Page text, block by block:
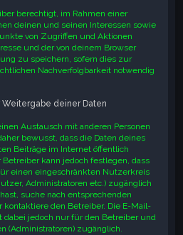
berechtigt, im Rahmen einer
deinen und seinen Interessen sowie
von Zugriffen und Aktionen
und der von deinem Browser
zu speichern, sofern dies zur
Nachverfolgbarkeit notwendig
deiner Daten
Austausch mit anderen Personen
bewusst, dass die Daten deines
Beiträge im Internet öffentlich
kann jedoch festlegen, dass
einen eingeschränkten Nutzerkreis
Administratoren etc.) zugänglich
suche nach entsprechenden
kontaktiere den Betreiber. Die E-Mail-
dabei jedoch nur für den Betreiber und
(Administratoren) zugänglich.